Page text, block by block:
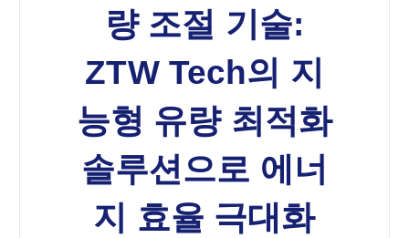
량 조절 기술:
ZTW Tech의 지
능형 유량 최적화
솔루션으로 에너
지 효율 극대화